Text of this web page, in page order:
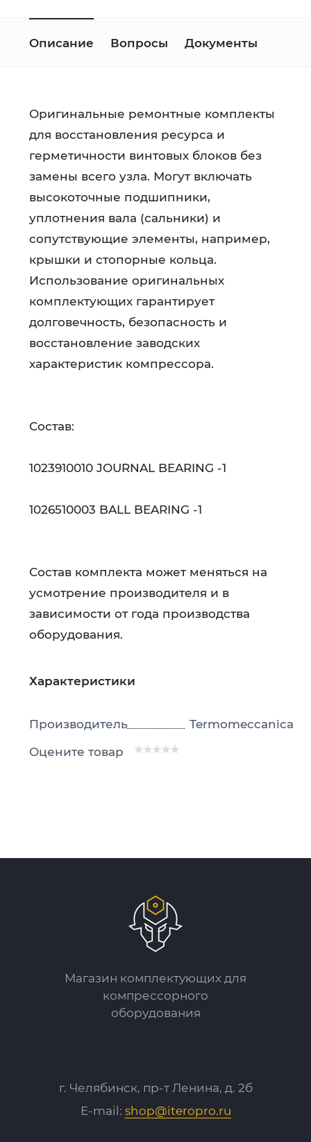
Описание Вопросы Документы
Оригинальные ремонтные комплекты
для восстановления ресурса и
герметичности винтовых блоков без
замены всего узла. Могут включать
высокоточные подшипники,
уплотнения вала (сальники) и
сопутствующие элементы, например,
крышки и стопорные кольца.
Использование оригинальных
комплектующих гарантирует
долговечность, безопасность и
восстановление заводских
характеристик компрессора.
Состав:
1023910010 JOURNAL BEARING -1
1026510003 BALL BEARING -1
Состав комплекта может меняться на
усмотрение производителя и в
зависимости от года производства
оборудования.
Характеристики
Производитель
Termomeccanica
Оцените товар
Магазин комплектующих для
компрессорного
оборудования
г. Челябинск, пр-т Ленина, д. 2б
E-mail: shop@iteropro.ru